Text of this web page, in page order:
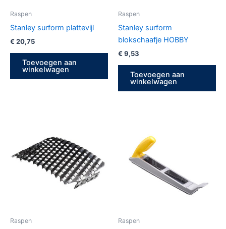
Raspen
Stanley surform plattevijl
€ 20,75
Toevoegen aan
winkelwagen
Raspen
Stanley surform
blokschaafje HOBBY
€ 9,53
Toevoegen aan
winkelwagen
Raspen Raspen